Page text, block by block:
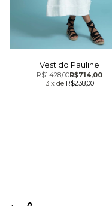
Vestido Pauline
R$714,00
R$1.428,00
3 x de R$238,00